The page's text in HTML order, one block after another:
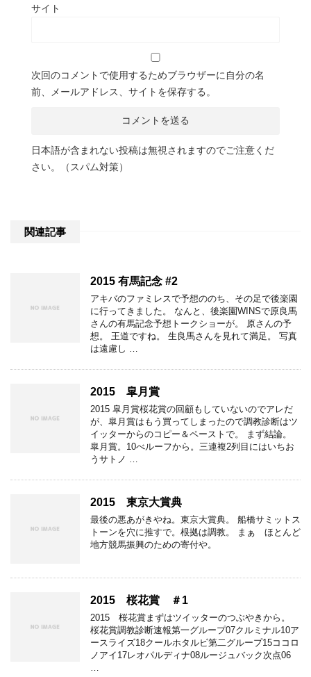
サイト
次回のコメントで使用するためブラウザーに自分の名
前、メールアドレス、サイトを保存する。
日本語が含まれない投稿は無視されますのでご注意くだ
さい。（スパム対策）
関連記事
2015 有馬記念 #2
アキバのファミレスで予想ののち、その足で後楽園
に行ってきました。 なんと、後楽園WINSで原良馬
さんの有馬記念予想トークショーが。 原さんの予
想。 王道ですね。 生良馬さんを見れて満足。 写真
は遠慮し …
2015 皐月賞
2015 皐月賞桜花賞の回顧もしていないのでアレだ
が、皐月賞はもう買ってしまったので調教診断はツ
イッターからのコピー＆ペーストで。 まず結論。
皐月賞。10べルーフから。三連複2列目にはいちお
うサトノ …
2015 東京大賞典
最後の悪あがきやね。東京大賞典。 船橋サミットス
トーンを穴に推すで。根拠は調教。 まぁ ほとんど
地方競馬振興のための寄付や。
2015 桜花賞 ＃1
2015 桜花賞まずはツイッターのつぶやきから。
桜花賞調教診断速報第一グループ07クルミナル10ア
ースライズ18クールホタルビ第二グループ15ココロ
ノアイ17レオパルディナ08ルージュバック次点06
…